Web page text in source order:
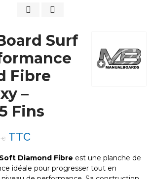
Surf
Fibre
–
Fins
€ TTC
Diamond Fibre est une planche de
idéale pour progresser tout en